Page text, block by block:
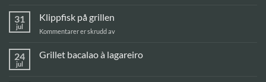
31
jul
Klippfisk på grillen
Kommentarer er skrudd avfor
grillen
24
jul
Grillet bacalao à lagareiro